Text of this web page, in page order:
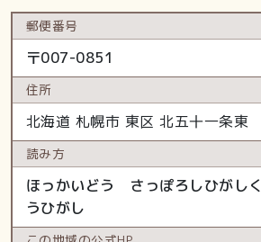
郵便番号
〒007-0851
住所
北海道 札幌市 東区 北五十一条東
読み方
ほっかいどう さっぽろしひがし
うひがし